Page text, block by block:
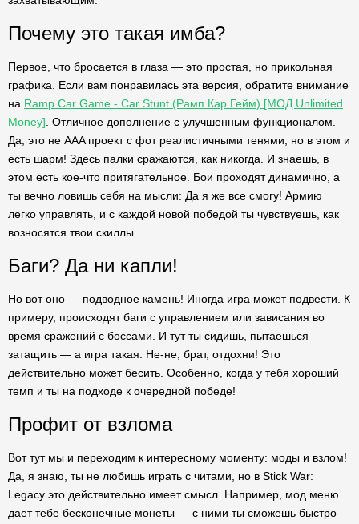
Почему это такая имба?
Первое, что бросается в глаза — это простая, но прикольная
графика. Если вам понравилась эта версия, обратите внимание
на Ramp Car Game - Car Stunt (Рамп Кар Гейм) [МОД Unlimited
Money] . Отличное дополнение с улучшенным функционалом.
Да, это не AAA проект с фот реалистичными тенями, но в этом и
есть шарм! Здесь палки сражаются, как никогда. И знаешь, в
этом есть кое-что притягательное. Бои проходят динамично, а
ты вечно ловишь себя на мысли: Да я же все смогу! Армию
легко управлять, и с каждой новой победой ты чувствуешь, как
возносятся твои скиллы.
Баги? Да ни капли!
Но вот оно — подводное камень! Иногда игра может подвести. К
примеру, происходят баги с управлением или зависания во
время сражений с боссами. И тут ты сидишь, пытаешься
затащить — а игра такая: Не-не, брат, отдохни! Это
действительно может бесить. Особенно, когда у тебя хороший
темп и ты на подходе к очередной победе!
Профит от взлома
Вот тут мы и переходим к интересному моменту: моды и взлом!
Да, я знаю, ты не любишь играть с читами, но в Stick War:
Legacy это действительно имеет смысл. Например, мод меню
дает тебе бесконечные монеты — с ними ты сможешь быстро